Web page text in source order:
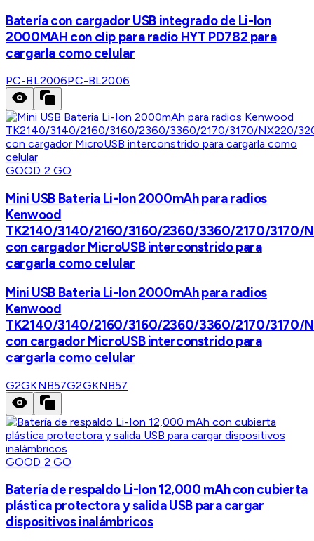
Batería con cargador USB integrado de Li-Ion
2000MAH con clip para radio HYT PD782 para
cargarla como celular
PC-BL2006PC-BL2006
GOOD 2 GO
Mini USB Bateria Li-Ion 2000mAh para radios
Kenwood
TK2140/3140/2160/3160/2360/3360/2170/3170/
con cargador MicroUSB interconstrido para
cargarla como celular
Mini USB Bateria Li-Ion 2000mAh para radios
Kenwood
TK2140/3140/2160/3160/2360/3360/2170/3170/
con cargador MicroUSB interconstrido para
cargarla como celular
G2GKNB57G2GKNB57
GOOD 2 GO
Batería de respaldo Li-Ion 12,000 mAh con cubierta
plástica protectora y salida USB para cargar
dispositivos inalámbricos